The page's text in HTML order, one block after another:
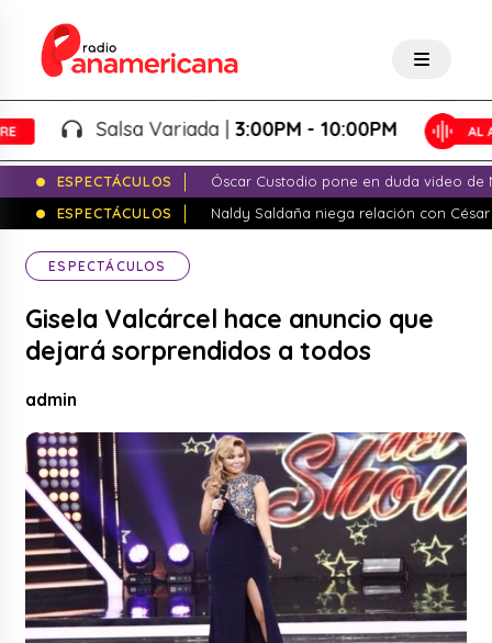
Salsa Variada |3:00PM - 10:00PM
ESPECTÁCULOS
Óscar Custodio pone en duda video de
ESPECTÁCULOS
Naldy Saldaña niega relación con
ESPECTÁCULOS
Gisela Valcárcel hace anuncio que
dejará sorprendidos a todos
admin